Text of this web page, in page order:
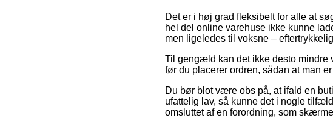
Det er i høj grad fleksibelt for alle at
hel del online varehuse ikke kunne
men ligeledes til voksne –
Til gengæld kan det ikke desto mindre
før du placerer ordren, sådan at man
Du bør blot være obs på, at ifald en
ufattelig lav, så kunne det i nogle
omsluttet af en forordning, som